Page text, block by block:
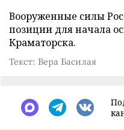
Вооруженные силы
позиции для начала
Краматорска.
Текст: Вера Басилая